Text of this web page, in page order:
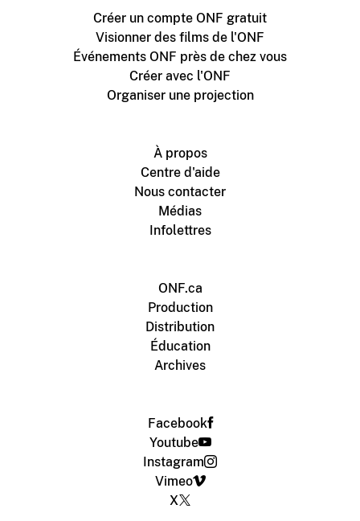
Créer un compte ONF gratuit
Visionner des films de l'ONF
Événements ONF près de chez vous
Créer avec l'ONF
Organiser une projection
À propos
Centre d'aide
Nous contacter
Médias
Infolettres
ONF.ca
Production
Distribution
Éducation
Archives
Facebook
Youtube
Instagram
Vimeo
X